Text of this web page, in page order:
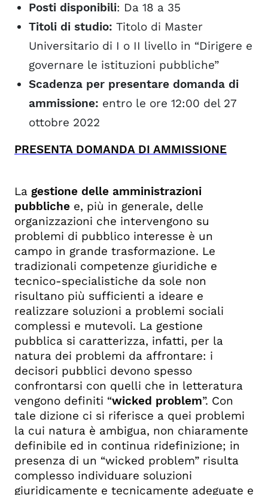
Posti disponibili: Da 18 a 35
Titoli di studio: Titolo di Master
Universitario di I o II livello in “Dirigere e
governare le istituzioni pubbliche”
Scadenza per presentare domanda di
ammissione: entro le ore 12:00 del 27
ottobre 2022
PRESENTA DOMANDA DI AMMISSIONE
La gestione delle amministrazioni
pubbliche e, più in generale, delle
organizzazioni che intervengono su
problemi di pubblico interesse è un
campo in grande trasformazione. Le
tradizionali competenze giuridiche e
tecnico-specialistiche da sole non
risultano più sufficienti a ideare e
realizzare soluzioni a problemi sociali
complessi e mutevoli. La gestione
pubblica si caratterizza, infatti, per la
natura dei problemi da affrontare: i
decisori pubblici devono spesso
confrontarsi con quelli che in letteratura
vengono definiti “wicked problem”. Con
tale dizione ci si riferisce a quei problemi
la cui natura è ambigua, non chiaramente
definibile ed in continua ridefinizione; in
presenza di un “wicked problem” risulta
complesso individuare soluzioni
giuridicamente e tecnicamente adeguate e